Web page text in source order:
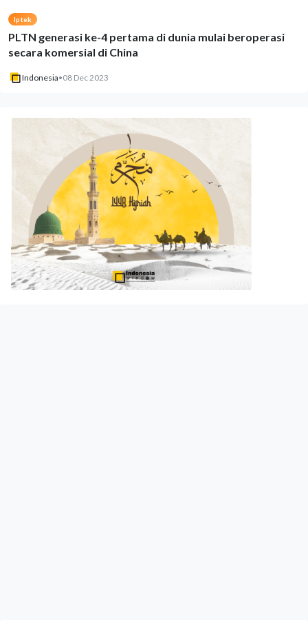
Iptek
PLTN generasi ke-4 pertama di dunia mulai beroperasi
secara komersial di China
Indonesia•08 Dec 2023